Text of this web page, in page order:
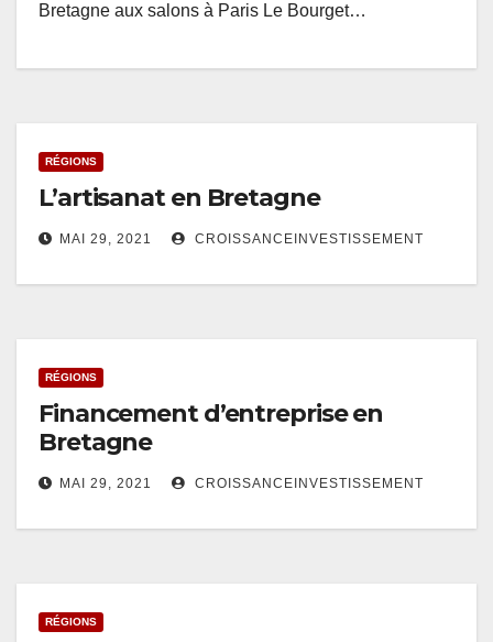
Bretagne aux salons à Paris Le Bourget…
RÉGIONS
L’artisanat en Bretagne
MAI 29, 2021 CROISSANCEINVESTISSEMENT
RÉGIONS
Financement d’entreprise en
Bretagne
MAI 29, 2021 CROISSANCEINVESTISSEMENT
RÉGIONS